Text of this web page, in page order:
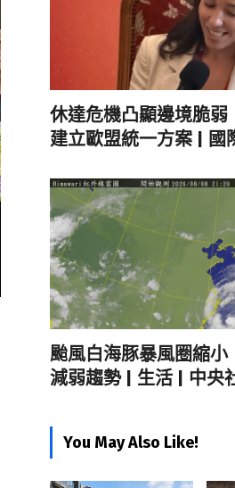
休達危機凸顯邊境脆
建立歐盟統一方案 | 國
颱風白海豚暴風圈縮
減弱趨勢 | 生活 | 中央
You May Also Like!